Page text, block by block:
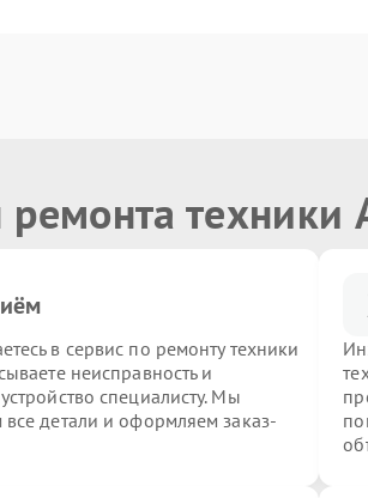
техники
в сервис по ремонту техники
неисправность и
специалисту. Мы
детали и оформляем заказ-